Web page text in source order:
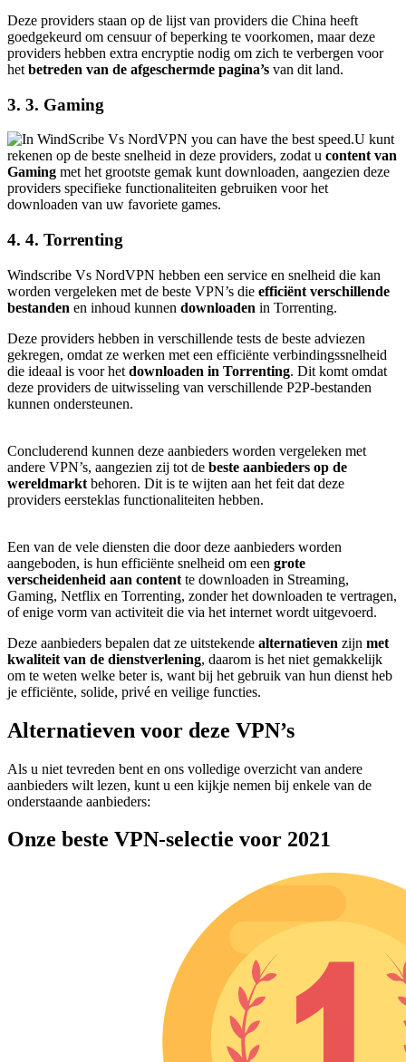
Deze providers staan op de lijst van providers die China heeft
goedgekeurd om censuur of beperking te voorkomen, maar deze
providers hebben extra encryptie nodig om zich te verbergen voor
het betreden van de afgeschermde pagina’s van dit land.
3. 3. Gaming
U kunt
rekenen op de beste snelheid in deze providers, zodat u content van
Gaming met het grootste gemak kunt downloaden, aangezien deze
providers specifieke functionaliteiten gebruiken voor het
downloaden van uw favoriete games.
4. 4. Torrenting
Windscribe Vs NordVPN hebben een service en snelheid die kan
worden vergeleken met de beste VPN’s die efficiënt verschillende
bestanden en inhoud kunnen downloaden in Torrenting.
Deze providers hebben in verschillende tests de beste adviezen
gekregen, omdat ze werken met een efficiënte verbindingssnelheid
die ideaal is voor het downloaden in Torrenting. Dit komt omdat
deze providers de uitwisseling van verschillende P2P-bestanden
kunnen ondersteunen.
Concluderend kunnen deze aanbieders worden vergeleken met
andere VPN’s, aangezien zij tot de beste aanbieders op de
wereldmarkt behoren. Dit is te wijten aan het feit dat deze
providers eersteklas functionaliteiten hebben.
Een van de vele diensten die door deze aanbieders worden
aangeboden, is hun efficiënte snelheid om een grote
verscheidenheid aan content te downloaden in Streaming,
Gaming, Netflix en Torrenting, zonder het downloaden te vertragen,
of enige vorm van activiteit die via het internet wordt uitgevoerd.
Deze aanbieders bepalen dat ze uitstekende alternatieven zijn met
kwaliteit van de dienstverlening, daarom is het niet gemakkelijk
om te weten welke beter is, want bij het gebruik van hun dienst heb
je efficiënte, solide, privé en veilige functies.
Alternatieven voor deze VPN’s
Als u niet tevreden bent en ons volledige overzicht van andere
aanbieders wilt lezen, kunt u een kijkje nemen bij enkele van de
onderstaande aanbieders:
Onze beste VPN-selectie voor 2021